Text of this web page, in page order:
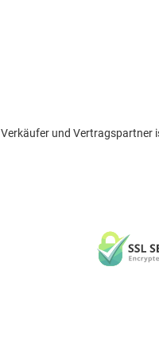
Verkäufer und Vertragspartner